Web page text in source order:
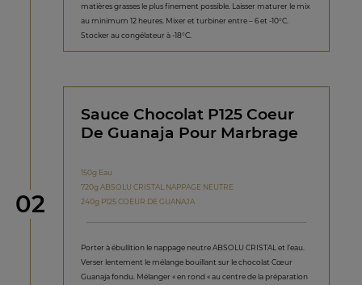
matières grasses le plus finement possible. Laisser maturer le mix
au minimum 12 heures. Mixer et turbiner entre – 6 et -10°C.
Stocker au congélateur à -18°C.
étape
02
Sauce Chocolat P125 Coeur
De Guanaja Pour Marbrage
150g Eau
720g ABSOLU CRISTAL NAPPAGE NEUTRE
240g P125 COEUR DE GUANAJA
Porter à ébullition le nappage neutre ABSOLU CRISTAL et l’eau.
Verser lentement le mélange bouillant sur le chocolat Cœur
Guanaja fondu. Mélanger « en rond « au centre de la préparation